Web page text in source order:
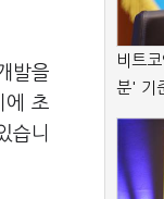
발을
에 초
습니
비트
분' 기